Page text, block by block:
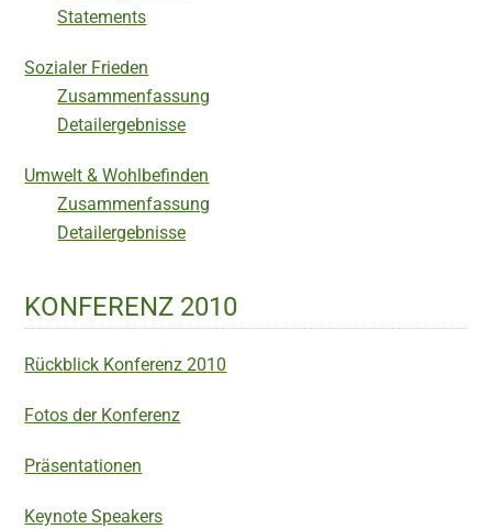
Statements
Sozialer Frieden
Zusammenfassung
Detailergebnisse
Umwelt & Wohlbefinden
Zusammenfassung
Detailergebnisse
KONFERENZ 2010
Rückblick Konferenz 2010
Fotos der Konferenz
Präsentationen
Keynote Speakers